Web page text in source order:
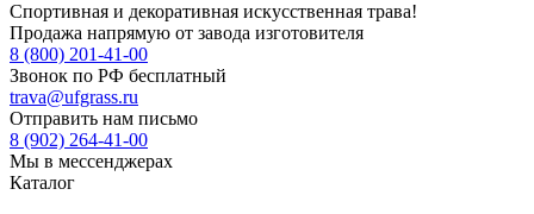
Спортивная и декоративная искусственная трава!
Продажа напрямую от завода изготовителя
8 (800) 201-41-00
Звонок по РФ бесплатный
trava@ufgrass.ru
Отправить нам письмо
8 (902) 264-41-00
Мы в мессенджерах
Каталог